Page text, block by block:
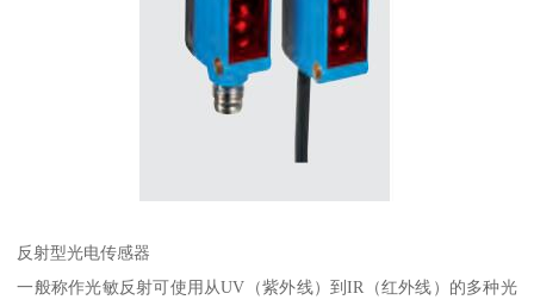
反射型光电传感器
一般称作光敏反射可使用从UV（紫外线）到IR（红外线）的多种光